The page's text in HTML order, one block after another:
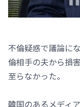
不倫疑惑で議論に
倫相手の夫から損
至らなかった。
韓国のあるメディ